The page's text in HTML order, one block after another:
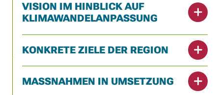
VISION IM HINBLICK AUF
KLIMAWANDELANPASSUNG
KONKRETE ZIELE DER REGION
MASSNAHMEN IN UMSETZUNG